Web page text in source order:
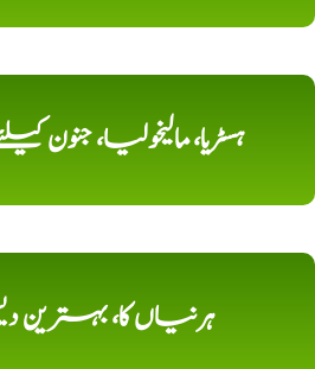
ہسٹریا، مالیخولیا، جنون
ہرنیاں کا، بہترین